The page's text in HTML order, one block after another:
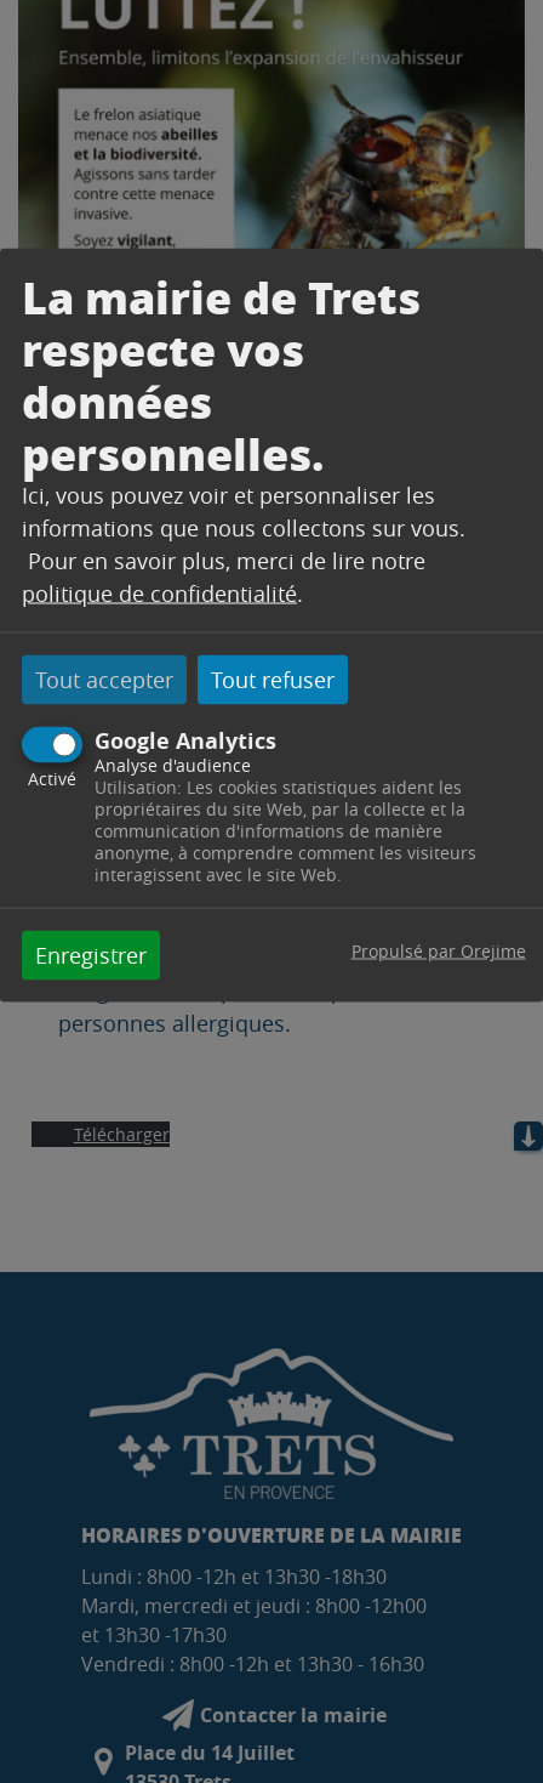
La mairie de Trets
respecte vos
données
personnelles.
Ici, vous pouvez voir et personnaliser les
informations que nous collectons sur vous.
Pour en savoir plus, merci de lire notre
politique de confidentialité.
Tout accepter Tout refuser
Google Analytics
Activé
Analyse d'audience
Utilisation: Les cookies statistiques aident les
propriétaires du site Web, par la collecte et la
communication d'informations de manière
anonyme, à comprendre comment les visiteurs
interagissent avec le site Web.
Enregistrer Propulsé par Orejime
Le frelon asiatique représente une
menace sérieuse pour la biodiversité
locale. En effet, cette espèce invasive
sur la population d’abeilles et d’autres
insectes pollinisateurs, mettant ainsi en
péril la pollinisation des plantes,
indispensable à notre agriculture et à la
préservation de la diversité végétale.
Outre son impact sur la biodiversité, le
frelon asiatique peut également
constituer une menace pour la sécurité
publique. Sa piqûre peut être
personnes allergiques.
Télécharger
HORAIRES D'OUVERTURE DE LA MAIRIE
Lundi : 8h00 -12h et 13h30 -18h30
Mardi, mercredi et jeudi : 8h00 -12h00
et 13h30 -17h30
Vendredi : 8h00 -12h et 13h30 - 16h30
Contacter la mairie
Place du 14 Juillet